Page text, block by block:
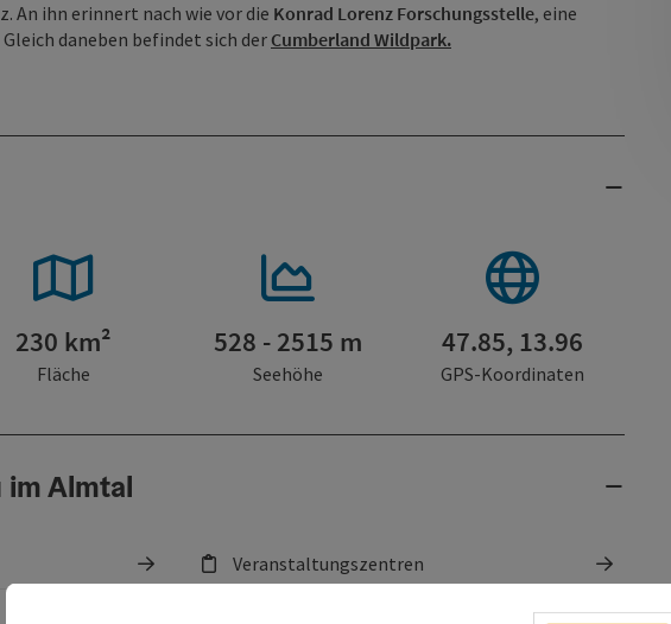
An ihn erinnert nach wie vor die Konrad Lorenz Forschungsstelle, eine
daneben befindet sich der Cumberland Wildpark.
230 km²
Fläche
528 - 2515 m
Seehöhe
47.85, 13.96
GPS-Koordinaten
im Almtal
Veranstaltungszentren